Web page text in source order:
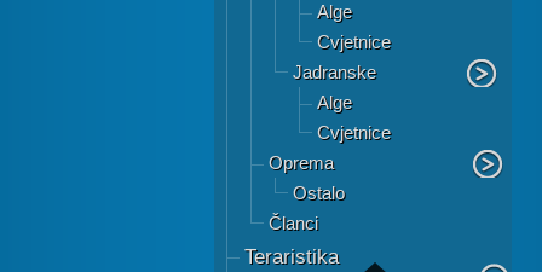
Alge
Cvjetnice
Jadranske
Alge
Cvjetnice
Oprema
Ostalo
Članci
Teraristika